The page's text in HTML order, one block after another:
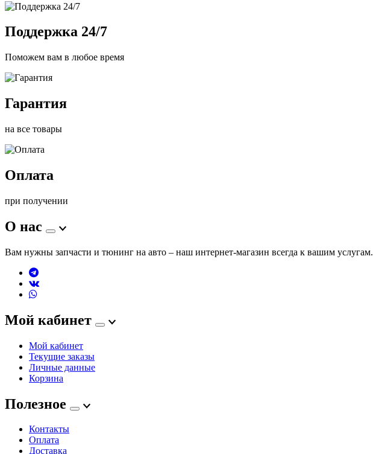
Поддержка 24/7
Поможем вам в любое время
Гарантия
на все товары
Оплата
при получении
О нас
Вам нужны запчасти и тюнинг на авто – наш интернет-магазин всегда к вашим услугам.
Мой кабинет
Мой кабинет
Текущие заказы
Личные данные
Корзина
Полезное
Контакты
Оплата
Доставка